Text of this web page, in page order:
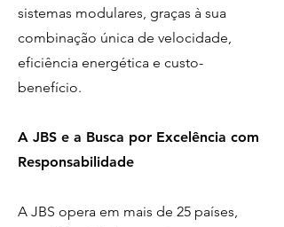
sistemas modulares, graças à sua
combinação única de velocidade,
eficiência energética e custo-
benefício.
A JBS e a Busca por Excelência com
Responsabilidade
A JBS opera em mais de 25 países,